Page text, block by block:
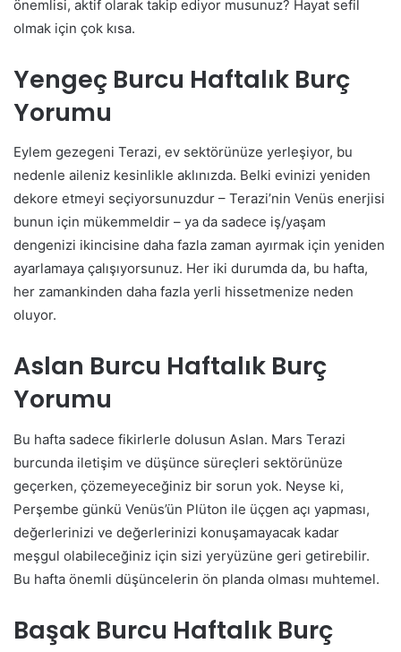
önemlisi, aktif olarak takip ediyor musunuz? Hayat sefil
olmak için çok kısa.
Yengeç Burcu Haftalık Burç
Yorumu
Eylem gezegeni Terazi, ev sektörünüze yerleşiyor, bu
nedenle aileniz kesinlikle aklınızda. Belki evinizi yeniden
dekore etmeyi seçiyorsunuzdur – Terazi’nin Venüs enerjisi
bunun için mükemmeldir – ya da sadece iş/yaşam
dengenizi ikincisine daha fazla zaman ayırmak için yeniden
ayarlamaya çalışıyorsunuz. Her iki durumda da, bu hafta,
her zamankinden daha fazla yerli hissetmenize neden
oluyor.
Aslan Burcu Haftalık Burç
Yorumu
Bu hafta sadece fikirlerle dolusun Aslan. Mars Terazi
burcunda iletişim ve düşünce süreçleri sektörünüze
geçerken, çözemeyeceğiniz bir sorun yok. Neyse ki,
Perşembe günkü Venüs’ün Plüton ile üçgen açı yapması,
değerlerinizi ve değerlerinizi konuşamayacak kadar
meşgul olabileceğiniz için sizi yeryüzüne geri getirebilir.
Bu hafta önemli düşüncelerin ön planda olması muhtemel.
Başak Burcu Haftalık Burç